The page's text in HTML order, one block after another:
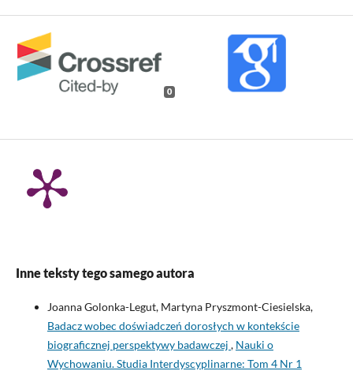
0
Inne teksty tego samego autora
Joanna Golonka-Legut, Martyna Pryszmont-Ciesielska,
Badacz wobec doświadczeń dorosłych w kontekście
biograficznej perspektywy badawczej , Nauki o
Wychowaniu. Studia Interdyscyplinarne: Tom 4 Nr 1